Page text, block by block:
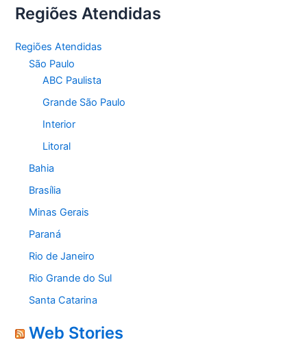
Regiões Atendidas
Regiões Atendidas
São Paulo
ABC Paulista
Grande São Paulo
Interior
Litoral
Bahia
Brasília
Minas Gerais
Paraná
Rio de Janeiro
Rio Grande do Sul
Santa Catarina
Web Stories